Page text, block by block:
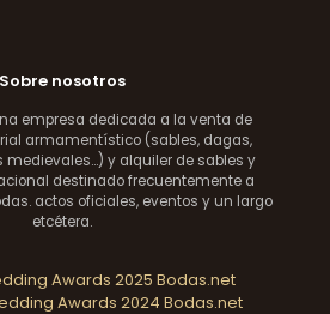
Sobre nosotros
empresa dedicada a la venta de
armamentístico (sables, dagas,
medievales...) y alquiler de sables y
destinado frecuentemente a
actos oficiales, eventos y un largo
etcétera.